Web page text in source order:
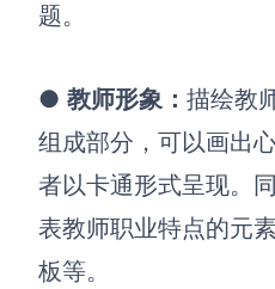
在线白板
涂鸦画板
敏捷实践 路线图
ER图
题。
● 教师形象 ： 描绘教
组成部分，可以画出
者以卡通形式呈现。
表教师职业特点的元
板等。